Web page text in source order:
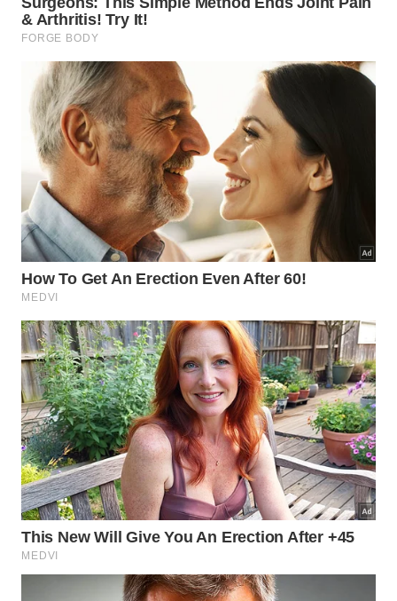
Márcio Bortolusso
Veja como chegar ao Buraco do Cação clicando
aqui.
Cachoeira da Laje
A Cachoeira da Laje é, com certeza, um dos
melhores lugares para se passar o dia em Ilhabela.
Localizada dentro da Fazenda da Laje, ela pode ser
uma parada para quem vai por trilha a pé para a
Praia do Bonete, mas também pode ser um destino
para quem quer passar o dia e visitar o restante da
fazenda, que tem diversos atrativos.
Nesse caso, é cobrada uma pequena taxa para